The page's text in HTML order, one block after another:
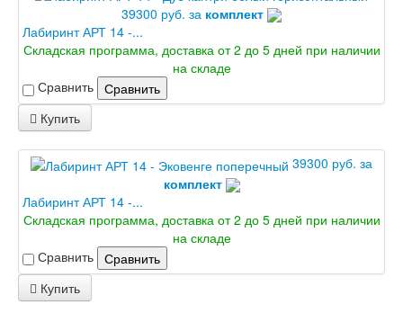
39300 руб. за комплект
Лабиринт АРТ 14 -...
Складская программа, доставка от 2 до 5 дней при наличии
на складе
Сравнить Сравнить
Купить
39300 руб. за
комплект
Лабиринт АРТ 14 -...
Складская программа, доставка от 2 до 5 дней при наличии
на складе
Сравнить Сравнить
Купить